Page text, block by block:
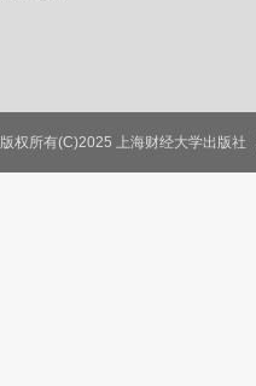
联系我们
版权所有(C)2025 上海财经大学出版社